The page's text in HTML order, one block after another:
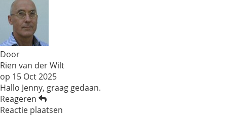
Door
Rien van der Wilt
op 15 Oct 2025
Hallo Jenny, graag gedaan.
Reageren
Reactie plaatsen